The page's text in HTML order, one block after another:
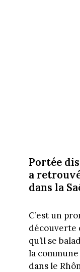
Portée
a
dans la
C’est un
découverte
qu’il se
la
dans le